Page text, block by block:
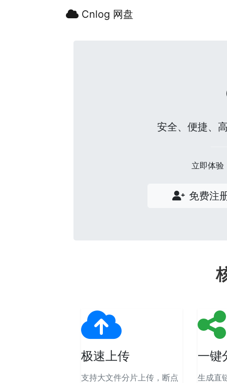
Cnlog 网盘
安全、便捷、
立即体验
免费注
极速上传
支持大文件分片上传，断点
一键
生成直